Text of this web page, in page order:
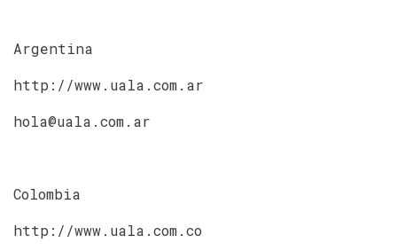
Argentina
http://www.uala.com.ar
hola@uala.com.ar
Colombia
http://www.uala.com.co